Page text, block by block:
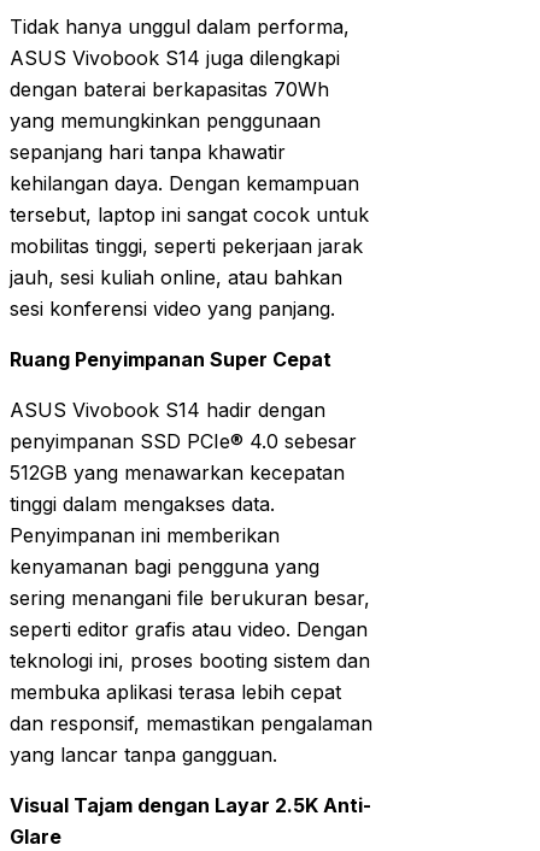
Tidak hanya unggul dalam performa,
ASUS Vivobook S14 juga dilengkapi
dengan baterai berkapasitas 70Wh
yang memungkinkan penggunaan
sepanjang hari tanpa khawatir
kehilangan daya. Dengan kemampuan
tersebut, laptop ini sangat cocok untuk
mobilitas tinggi, seperti pekerjaan jarak
jauh, sesi kuliah online, atau bahkan
sesi konferensi video yang panjang.
Ruang Penyimpanan Super Cepat
ASUS Vivobook S14 hadir dengan
penyimpanan SSD PCIe® 4.0 sebesar
512GB yang menawarkan kecepatan
tinggi dalam mengakses data.
Penyimpanan ini memberikan
kenyamanan bagi pengguna yang
sering menangani file berukuran besar,
seperti editor grafis atau video. Dengan
teknologi ini, proses booting sistem dan
membuka aplikasi terasa lebih cepat
dan responsif, memastikan pengalaman
yang lancar tanpa gangguan.
Visual Tajam dengan Layar 2.5K Anti-
Glare